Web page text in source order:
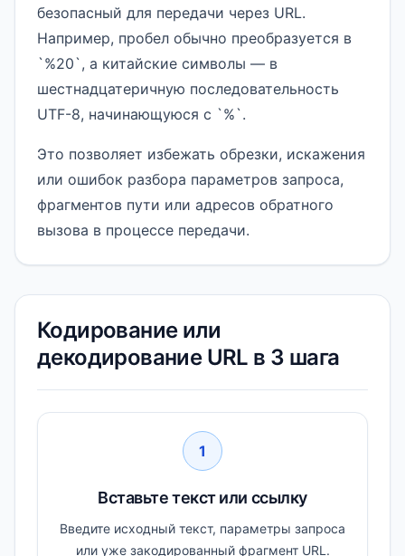
безопасный для передачи через URL.
Например, пробел обычно преобразуется в
`%20`, а китайские символы — в
шестнадцатеричную последовательность
UTF-8, начинающуюся с `%`.
Это позволяет избежать обрезки, искажения
или ошибок разбора параметров запроса,
фрагментов пути или адресов обратного
вызова в процессе передачи.
Кодирование или
декодирование URL в 3 шага
1
Вставьте текст или ссылку
Введите исходный текст, параметры запроса
или уже закодированный фрагмент URL.